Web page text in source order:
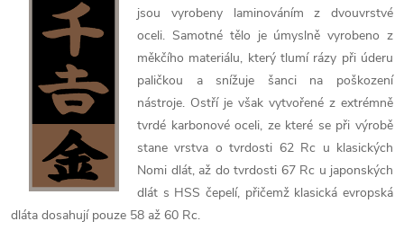
jsou vyrobeny laminováním z dvouvrstvé
oceli. Samotné tělo je úmyslně vyrobeno z
měkčího materiálu, který tlumí rázy při úderu
paličkou a snížuje šanci na poškození
nástroje. Ostří je však vytvořené z extrémně
tvrdé karbonové oceli, ze které se při výrobě
stane vrstva o tvrdosti 62 Rc u klasických
Nomi dlát, až do tvrdosti 67 Rc u japonských
dlát s HSS čepelí, přičemž klasická evropská
dláta dosahují pouze 58 až 60 Rc.